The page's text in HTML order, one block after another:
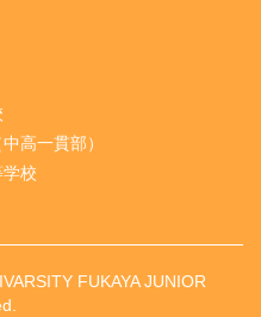
高一貫部）
校
FUKAYA JUNIOR